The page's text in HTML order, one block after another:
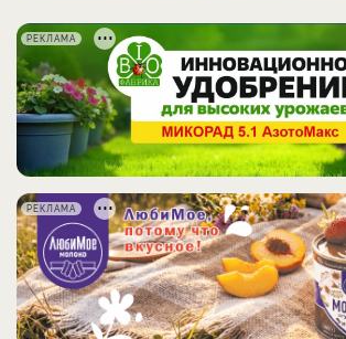
РЕКЛАМА
РЕКЛАМА